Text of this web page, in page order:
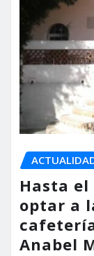
Hasta
optar a
Anabel